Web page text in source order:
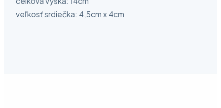
veľkosť srdiečka: 4,5cm x 4cm